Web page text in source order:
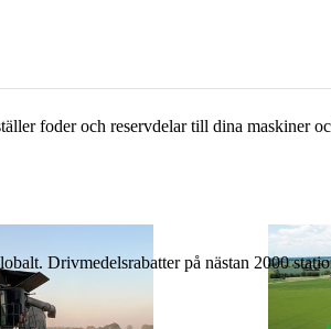
foder och reservdelar till dina maskiner
Drivmedelsrabatter på nästan 2000